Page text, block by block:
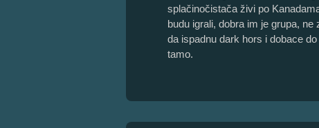
splačinočistača živi po
budu igrali, dobra im je grupa,
da ispadnu dark hors i dobace
tamo.